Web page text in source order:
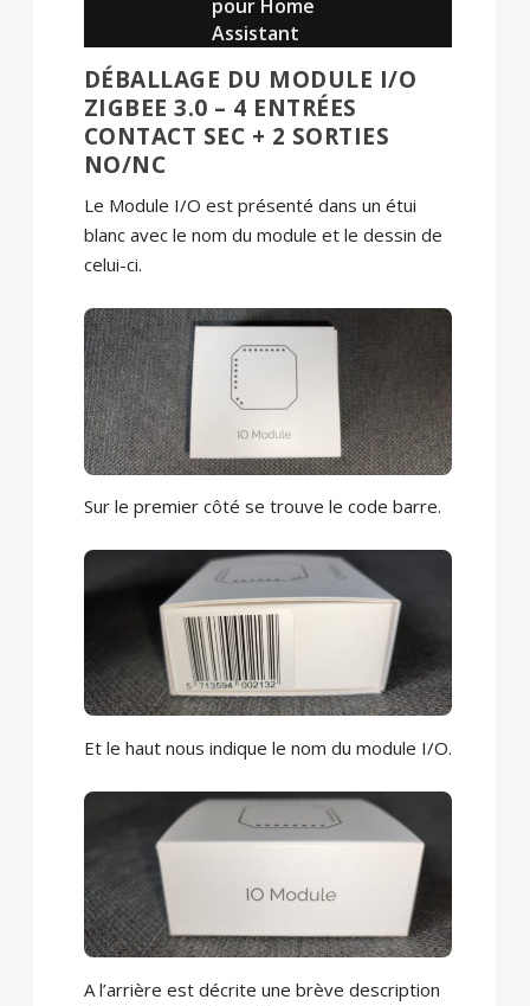
pour Home
Assistant
DÉBALLAGE DU MODULE I/O
ZIGBEE 3.0 – 4 ENTRÉES
CONTACT SEC + 2 SORTIES
NO/NC
Le Module I/O est présenté dans un étui
blanc avec le nom du module et le dessin de
celui-ci.
Sur le premier côté se trouve le code barre.
Et le haut nous indique le nom du module I/O.
A l’arrière est décrite une brève description